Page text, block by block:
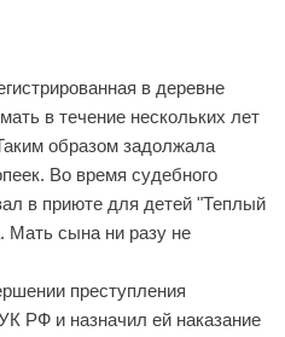
в деревне
в течение нескольких лет
образом задолжала
Во время судебного
в приюте для детей "Теплый
Мать сына ни разу не
преступления
РФ и назначил ей наказание